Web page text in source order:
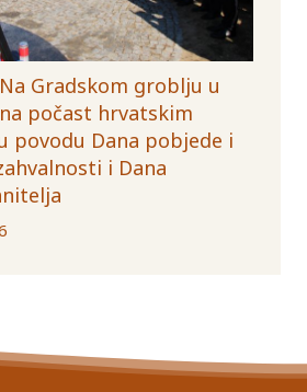
Gradskom groblju u
počast hrvatskim
povodu Dana pobjede i
i Dana